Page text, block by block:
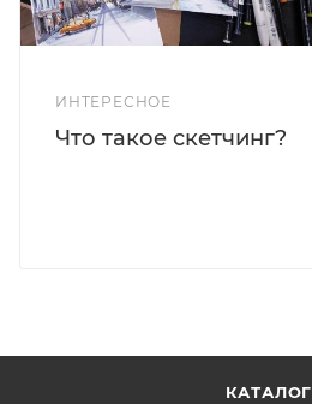
ИНТЕРЕСНОЕ
Что такое скетчинг?
КАТАЛОГ